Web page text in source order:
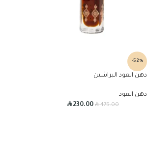
-52%
دهن العود البراشين
دهن العود
R475.00
R230.00